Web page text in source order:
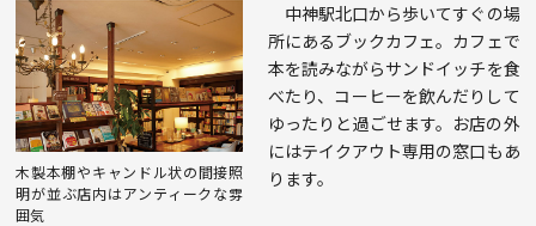
木製本棚やキャンドル状の間接照
明が並ぶ店内はアンティークな雰
囲気
中神駅北口から歩いてすぐの場
所にあるブックカフェ。カフェで
本を読みながらサンドイッチを食
べたり、コーヒーを飲んだりして
ゆったりと過ごせます。お店の外
にはテイクアウト専用の窓口もあ
ります。